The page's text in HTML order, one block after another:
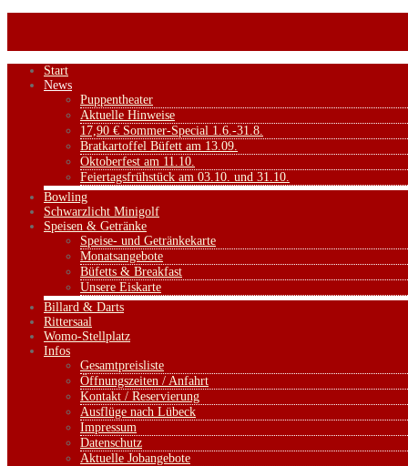
Start
News
Puppentheater
Aktuelle Hinweise
17,90 € Sommer-Special 1.6.-31.8.
Bratkartoffel Büfett am 13.09.
Oktoberfest am 11.10.
Feiertagsfrühstück am 03.10. und 31.10.
Bowling
Schwarzlicht Minigolf
Speisen & Getränke
Speise- und Getränkekarte
Monatsangebote
Büfetts & Breakfast
Unsere Eiskarte
Billard & Darts
Rittersaal
Womo-Stellplatz
Infos
Gesamtpreisliste
Öffnungszeiten / Anfahrt
Kontakt / Reservierung
Ausflüge nach Lübeck
Impressum
Datenschutz
Aktuelle Jobangebote